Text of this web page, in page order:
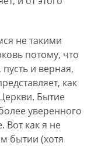
не такими
потому, что
и верная,
как
Бытие
уверенного
Вот как я не
бытии (хотя